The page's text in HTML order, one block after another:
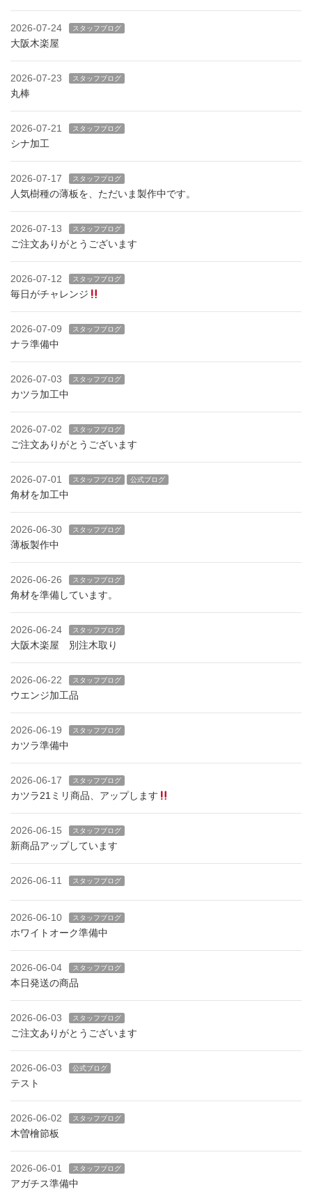
2026-07-24 スタッフブログ
大阪木楽屋
2026-07-23 スタッフブログ
丸棒
2026-07-21 スタッフブログ
シナ加工
2026-07-17 スタッフブログ
人気樹種の薄板を、ただいま製作中です。
2026-07-13 スタッフブログ
ご注文ありがとうございます
2026-07-12 スタッフブログ
毎日がチャレンジ
2026-07-09 スタッフブログ
ナラ準備中
2026-07-03 スタッフブログ
カツラ加工中
2026-07-02 スタッフブログ
ご注文ありがとうございます
2026-07-01 スタッフブログ 公式ブログ
角材を加工中
2026-06-30 スタッフブログ
薄板製作中
2026-06-26 スタッフブログ
角材を準備しています。
2026-06-24 スタッフブログ
大阪木楽屋 別注木取り
2026-06-22 スタッフブログ
ウエンジ加工品
2026-06-19 スタッフブログ
カツラ準備中
2026-06-17 スタッフブログ
カツラ21ミリ商品、アップします
2026-06-15 スタッフブログ
新商品アップしています
2026-06-11 スタッフブログ
2026-06-10 スタッフブログ
ホワイトオーク準備中
2026-06-04 スタッフブログ
本日発送の商品
2026-06-03 スタッフブログ
ご注文ありがとうございます
2026-06-03 公式ブログ
テスト
2026-06-02 スタッフブログ
木曽檜節板
2026-06-01 スタッフブログ
アガチス準備中